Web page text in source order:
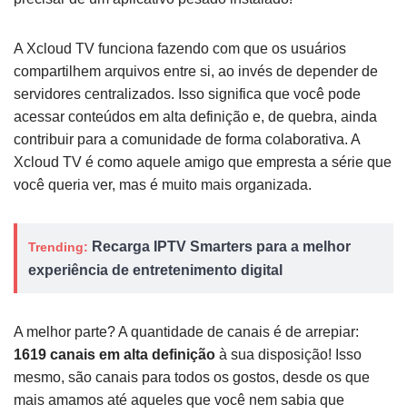
A Xcloud TV funciona fazendo com que os usuários
compartilhem arquivos entre si, ao invés de depender de
servidores centralizados. Isso significa que você pode
acessar conteúdos em alta definição e, de quebra, ainda
contribuir para a comunidade de forma colaborativa. A
Xcloud TV é como aquele amigo que empresta a série que
você queria ver, mas é muito mais organizada.
Trending: Recarga IPTV Smarters para a melhor
experiência de entretenimento digital
A melhor parte? A quantidade de canais é de arrepiar:
1619 canais em alta definição à sua disposição! Isso
mesmo, são canais para todos os gostos, desde os que
mais amamos até aqueles que você nem sabia que